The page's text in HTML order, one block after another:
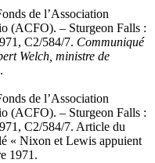
de l’Association
(ACFO). – Sturgeon Falls :
C2/584/7. Communiqué
Welch, ministre de
de l’Association
(ACFO). – Sturgeon Falls :
C2/584/7. Article du
« Nixon et Lewis appuient
1971.